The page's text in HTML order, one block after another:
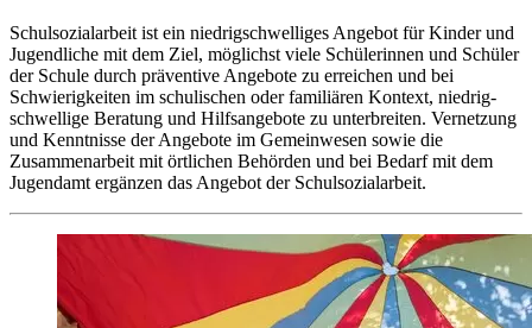
Schul­sozialarbeit ist ein niedrig­schwelliges Angebot für Kinder und
Jugendliche mit dem Ziel, möglichst viele Schülerinnen und Schüler
der Schule durch präventive Angebote zu erreichen und bei
Schwierig­keiten im schulischen oder familiären Kontext, niedrig­
schwellige Beratung und Hilfs­angebote zu unterbreiten. Vernetzung
und Kenntnisse der Angebote im Gemein­wesen sowie die
Zusammen­arbeit mit örtlichen Behörden und bei Bedarf mit dem
Jugendamt ergänzen das Angebot der Schul­sozialarbeit.